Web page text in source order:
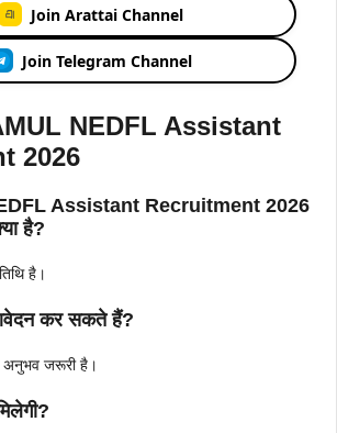
Join Arattai Channel
Join Telegram Channel
NEDFL Assistant
2026
Assistant Recruitment 2026
है?
है।
कर सकते हैं?
अनुभव जरूरी है।